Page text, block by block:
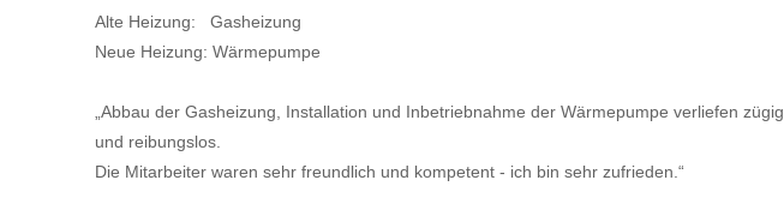
Alte Heizung: Gasheizung
Neue Heizung: Wärmepumpe
„Abbau der Gasheizung, Installation und Inbetriebnahme der Wärmepumpe verliefen zügig
und reibungslos.
Die Mitarbeiter waren sehr freundlich und kompetent - ich bin sehr zufrieden.“